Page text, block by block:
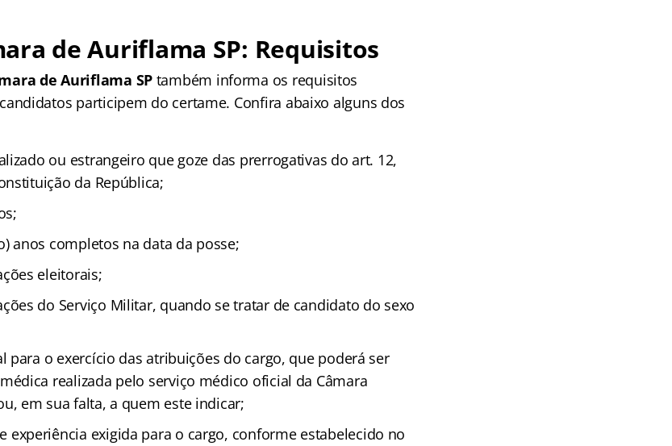
de Auriflama SP: Requisitos
de Auriflama SP também informa os requisitos
participem do certame. Confira abaixo alguns dos
ou estrangeiro que goze das prerrogativas do art. 12,
da República;
anos completos na data da posse;
eleitorais;
do Serviço Militar, quando se tratar de candidato do sexo
para o exercício das atribuições do cargo, que poderá ser
realizada pelo serviço médico oficial da Câmara
em sua falta, a quem este indicar;
experiência exigida para o cargo, conforme estabelecido no